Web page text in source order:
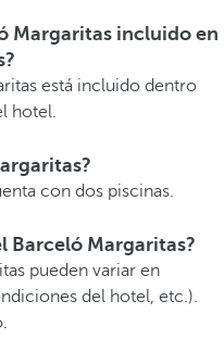
Margaritas incluido en
está incluido dentro
hotel.
con dos piscinas.
Barceló Margaritas?
pueden variar en
del hotel, etc.).